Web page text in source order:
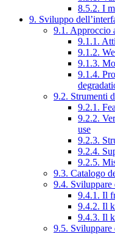
8.5.2. I
9. Sviluppo
9.1. Approccio
9.1.1.
9.1.2.
9.1.3.
9.1.4.
9.2. Strumenti
9.2.1.
9.2.2.
use
9.2.3.
9.2.4.
9.2.5.
9.3. Catalogo
9.4. Sviluppare
9.4.1. Il
9.4.2. Il
9.4.3. Il
9.5.